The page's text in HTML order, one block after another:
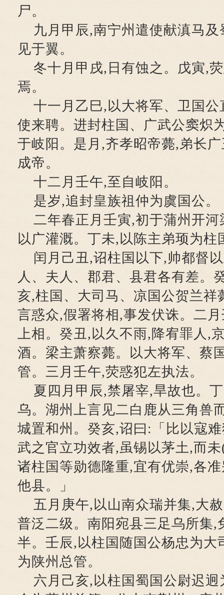
尸。
九月甲辰,南宁州遣使献滇马
见于翼。
冬十月甲戌,日有蚀之。戊寅,
焉。
十一月乙巳,以大将军、卫国
使来聘。进封柱国、广武公窦炽
于岐阳。是月,齐孝昭帝薨,弟长
成帝。
十二月壬午,至自岐阳。
是岁,追封皇族祖仲为虞国公。
二年春正月壬寅,初于蒲州开
以广灌溉。丁未,以陈主弟顼为柱
闰月己丑,诏柱国以下,帅都督
人、夫人、郡君、县君各有差。
亥,柱国、大司马、凉国公贺兰祥
言惑众,假署将相,事发伏诛。二
上相。癸丑,以久不雨,降宥罪人,
酒。梁主萧察薨。以大将军、蔡
管。三月壬午,荧惑犯左执法。
夏四月甲辰,禁屠宰,旱故也。
乌。湖州上言见二白鹿从三角兽
城置和州。癸亥,诏曰:「比以寇
武之官立功效者,虽锡以茅土,而
诸柱国等勋德隆重,宜有优崇,各
他县。」
五月庚午,以山南众瑞并集,大
普泛二级。南阳宛县三足乌所集,
半。壬辰,以柱国随国公杨忠为大
为陕州总管。
六月己亥,以柱国蜀国公尉迟